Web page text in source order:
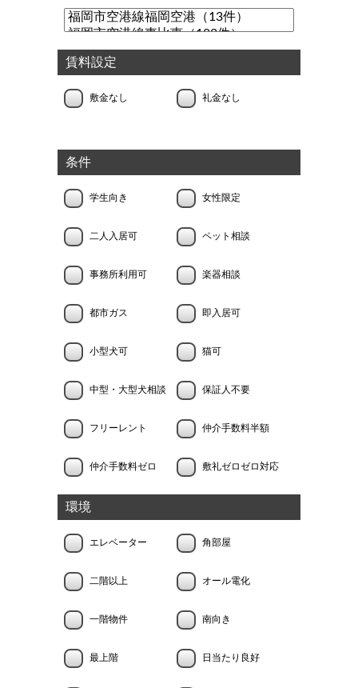
賃料設定
敷金なし 礼金なし
条件
学生向き 女性限定
二人入居可 ペット相談
事務所利用可 楽器相談
都市ガス 即入居可
小型犬可 猫可
中型・大型犬相談 保証人不要
フリーレント 仲介手数料半額
仲介手数料ゼロ 敷礼ゼロゼロ対応
環境
エレベーター 角部屋
二階以上 オール電化
一階物件 南向き
最上階 日当たり良好